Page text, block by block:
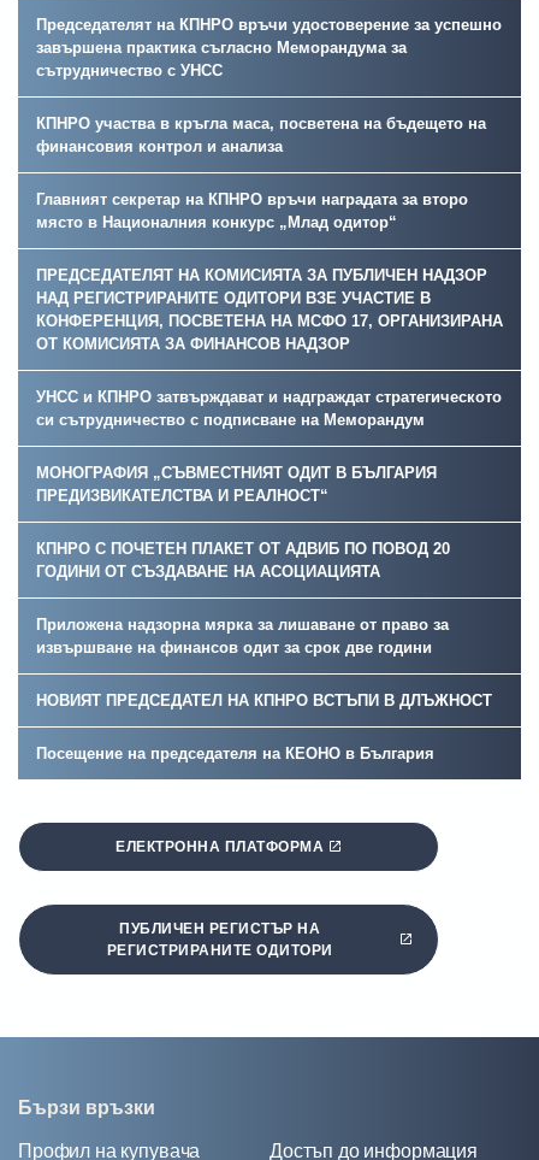
Председателят на КПНРО връчи удостоверение за успешно
завършена практика съгласно Меморандума за
сътрудничество с УНСС
КПНРО участва в кръгла маса, посветена на бъдещето на
финансовия контрол и анализа
Главният секретар на КПНРО връчи наградата за второ
място в Националния конкурс „Млад одитор“
ПРЕДСЕДАТЕЛЯТ НА КОМИСИЯТА ЗА ПУБЛИЧЕН НАДЗОР
НАД РЕГИСТРИРАНИТЕ ОДИТОРИ ВЗЕ УЧАСТИЕ В
КОНФЕРЕНЦИЯ, ПОСВЕТЕНА НА МСФО 17, ОРГАНИЗИРАНА
ОТ КОМИСИЯТА ЗА ФИНАНСОВ НАДЗОР
УНСС и КПНРО затвърждават и надграждат стратегическото
си сътрудничество с подписване на Меморандум
МОНОГРАФИЯ „СЪВМЕСТНИЯТ ОДИТ В БЪЛГАРИЯ
ПРЕДИЗВИКАТЕЛСТВА И РЕАЛНОСТ“
КПНРО С ПОЧЕТЕН ПЛАКЕТ ОТ АДВИБ ПО ПОВОД 20
ГОДИНИ ОТ СЪЗДАВАНЕ НА АСОЦИАЦИЯТА
Приложена надзорна мярка за лишаване от право за
извършване на финансов одит за срок две години
НОВИЯТ ПРЕДСЕДАТЕЛ НА КПНРО ВСТЪПИ В ДЛЪЖНОСT
Посещение на председателя на КЕОНО в България
ЕЛЕКТРОННА ПЛАТФОРМА
ПУБЛИЧЕН РЕГИСТЪР НА
РЕГИСТРИРАНИТЕ ОДИТОРИ
Бързи връзки
Профил на купувача Достъп до информация